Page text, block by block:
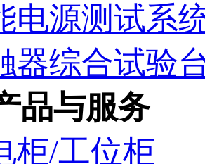
电源测试系
器综合试验
品与服务
柜/工位柜